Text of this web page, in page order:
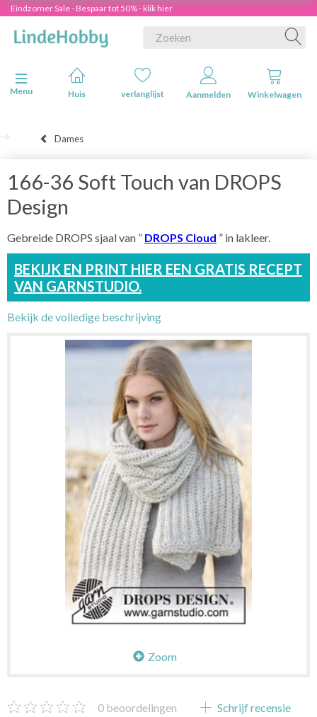
Eindzomer Sale - Bespaar tot 50% - klik hier
Navigatie in-/uitschakelen
Menu
Huis verlanglijst Aanmelden Winkelwagen
Dames
166-36 Soft Touch van DROPS
Design
Gebreide DROPS sjaal van ” DROPS Cloud ” in lakleer.
BEKIJK EN PRINT HIER EEN GRATIS RECEPT
VAN GARNSTUDIO.
Bekijk de volledige beschrijving
Zoom
0 beoordelingen Schrijf recensie